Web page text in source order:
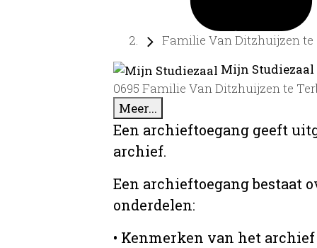
Familie Van Ditzhuijzen te
Mijn
0695 Familie Van Ditzhuijzen te
Meer...
Een archieftoegang geeft
archief.
Een archieftoegang bestaat
onderdelen:
• Kenmerken van het archief